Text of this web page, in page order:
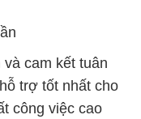
công việc cao
CHẤT ĐẮC